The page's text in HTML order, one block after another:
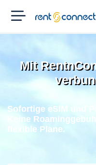
RENT'N
CONNECT
Mit
Sofortige eSIM und
Keine
flexible Plane.